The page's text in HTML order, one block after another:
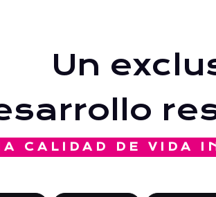
Un
CALIDAD DE VIDA